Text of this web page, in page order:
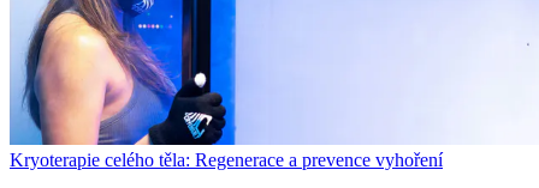
Kryoterapie celého těla: Regenerace a prevence vyhoření